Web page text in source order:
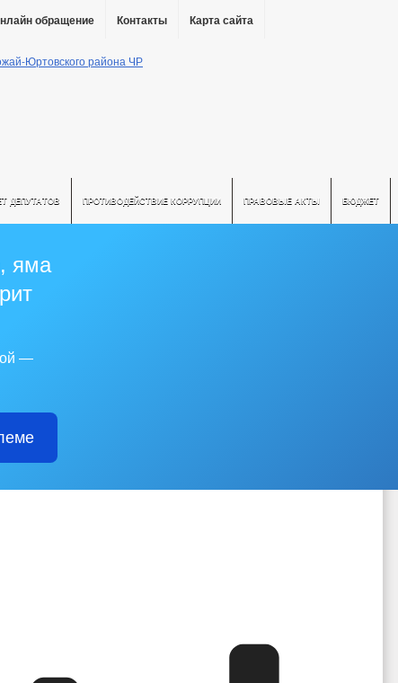
обращение Контакты Карта сайта
ДЕПУТАТОВ ПРОТИВОДЕЙСТВИЕ КОРРУПЦИИ ПРАВОВЫЕ АКТЫ БЮДЖЕТ
яма
—